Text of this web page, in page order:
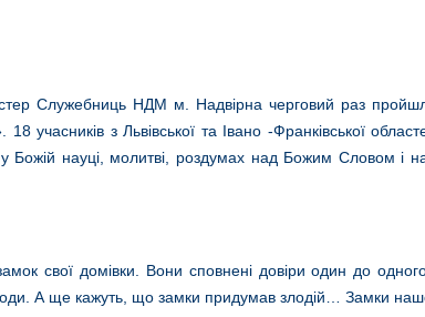
Служебниць НДМ м. Надвірна черговий раз
учасників з Львівської та Івано -Франківської
Божій науці, молитві, роздумах над Божим Словом і
свої домівки. Вони сповнені довіри один до
А ще кажуть, що замки придумав злодій… Замки